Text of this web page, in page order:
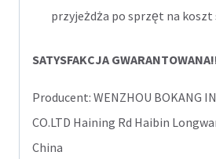
przyjeżdża po sprzęt na koszt
SATYSFAKCJA
Producent: WENZHOU BOKANG
CO.LTD Haining Rd Haibin
China